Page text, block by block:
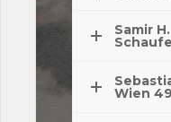
Samir
Wien